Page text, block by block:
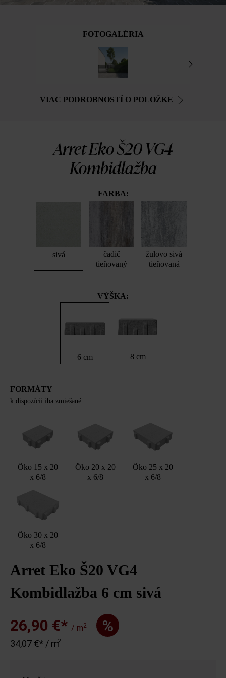
FOTOGALÉRIA
VIAC PODROBNOSTÍ O POLOŽKE
Arret Eko Š20 VG4
Kombidlažba
FARBA:
sivá
čadič
tieňovaný
žulovo sivá
tieňovaná
VÝŠKA:
6 cm 8 cm
FORMÁTY
k dispozícii iba zmiešané
Öko 15 x 20
x 6/8
Öko 20 x 20
x 6/8
Öko 25 x 20
x 6/8
Öko 30 x 20
x 6/8
Arret Eko Š20 VG4
Kombidlažba 6 cm sivá
26,90 €* / m2 %
34,07 €* / m2